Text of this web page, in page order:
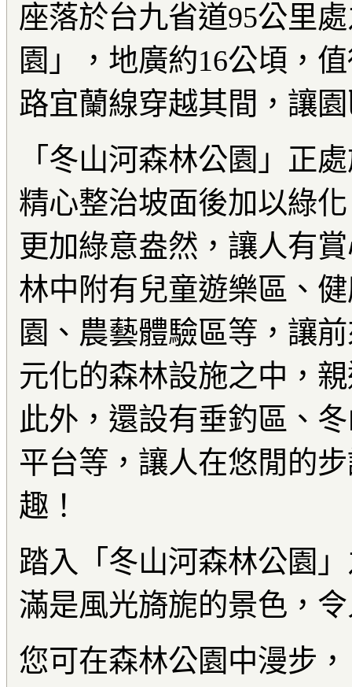
座落於台九省道95公里
園」，地廣約16公頃，
路宜蘭線穿越其間，讓
「冬山河森林公園」正
精心整治坡面後加以綠
更加綠意盎然，讓人有
林中附有兒童遊樂區、
園、農藝體驗區等，讓
元化的森林設施之中，
此外，還設有垂釣區、
平台等，讓人在悠閒的
趣！
踏入「冬山河森林公園
滿是風光旖旎的景色，
您可在森林公園中漫步